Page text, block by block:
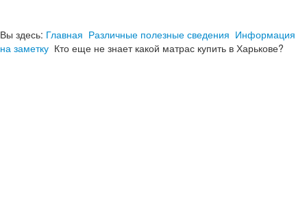
Вы здесь: Главная Различные полезные сведения Информация
на заметку Кто еще не знает какой матрас купить в Харькове?